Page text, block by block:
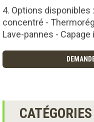
Options disponibles
concentré -
Lave-pannes -